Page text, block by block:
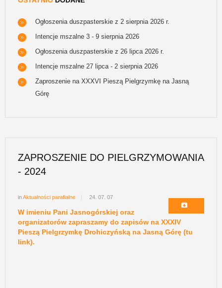
Ogłoszenia duszpasterskie z 2 sierpnia 2026 r.
Intencje mszalne 3 - 9 sierpnia 2026
Ogłoszenia duszpasterskie z 26 lipca 2026 r.
Intencje mszalne 27 lipca - 2 sierpnia 2026
Zaproszenie na XXXVI Pieszą Pielgrzymkę na Jasną
Górę
ZAPROSZENIE DO PIELGRZYMOWANIA
- 2024
inAktualności parafialne 24. 07. 07
W imieniu Pani Jasnogórskiej oraz
organizatorów zapraszamy do zapisów na XXXIV
Pieszą Pielgrzymkę Drohiczyńską na Jasną Górę (tu
link).